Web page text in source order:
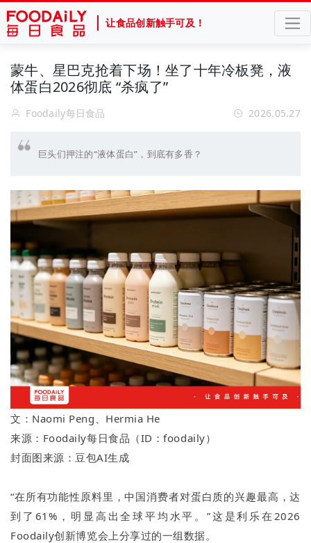
让食品创新触手可及！
蒙牛、星巴克抢着下场！坐了十年冷板凳，液
体蛋白2026彻底 “杀疯了”
Foodaily每日食品 2026.05.27
巨头们押注的“液体蛋白”，到底有多香？
文：Naomi Peng、Hermia He
来源：Foodaily每日食品（ID：foodaily）
封面图来源：豆包AI生成
“在所有功能性原料里，中国消费者对蛋白质的兴趣最高，达
到了61%，明显高出全球平均水平。”这是利乐在2026
Foodaily创新博览会上分享过的一组数据。